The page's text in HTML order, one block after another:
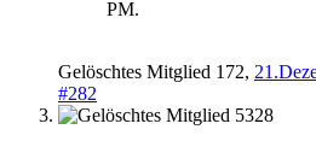
PM.
Gelöschtes Mitglied 172,
#282